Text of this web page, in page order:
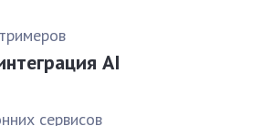
AI
сервисов